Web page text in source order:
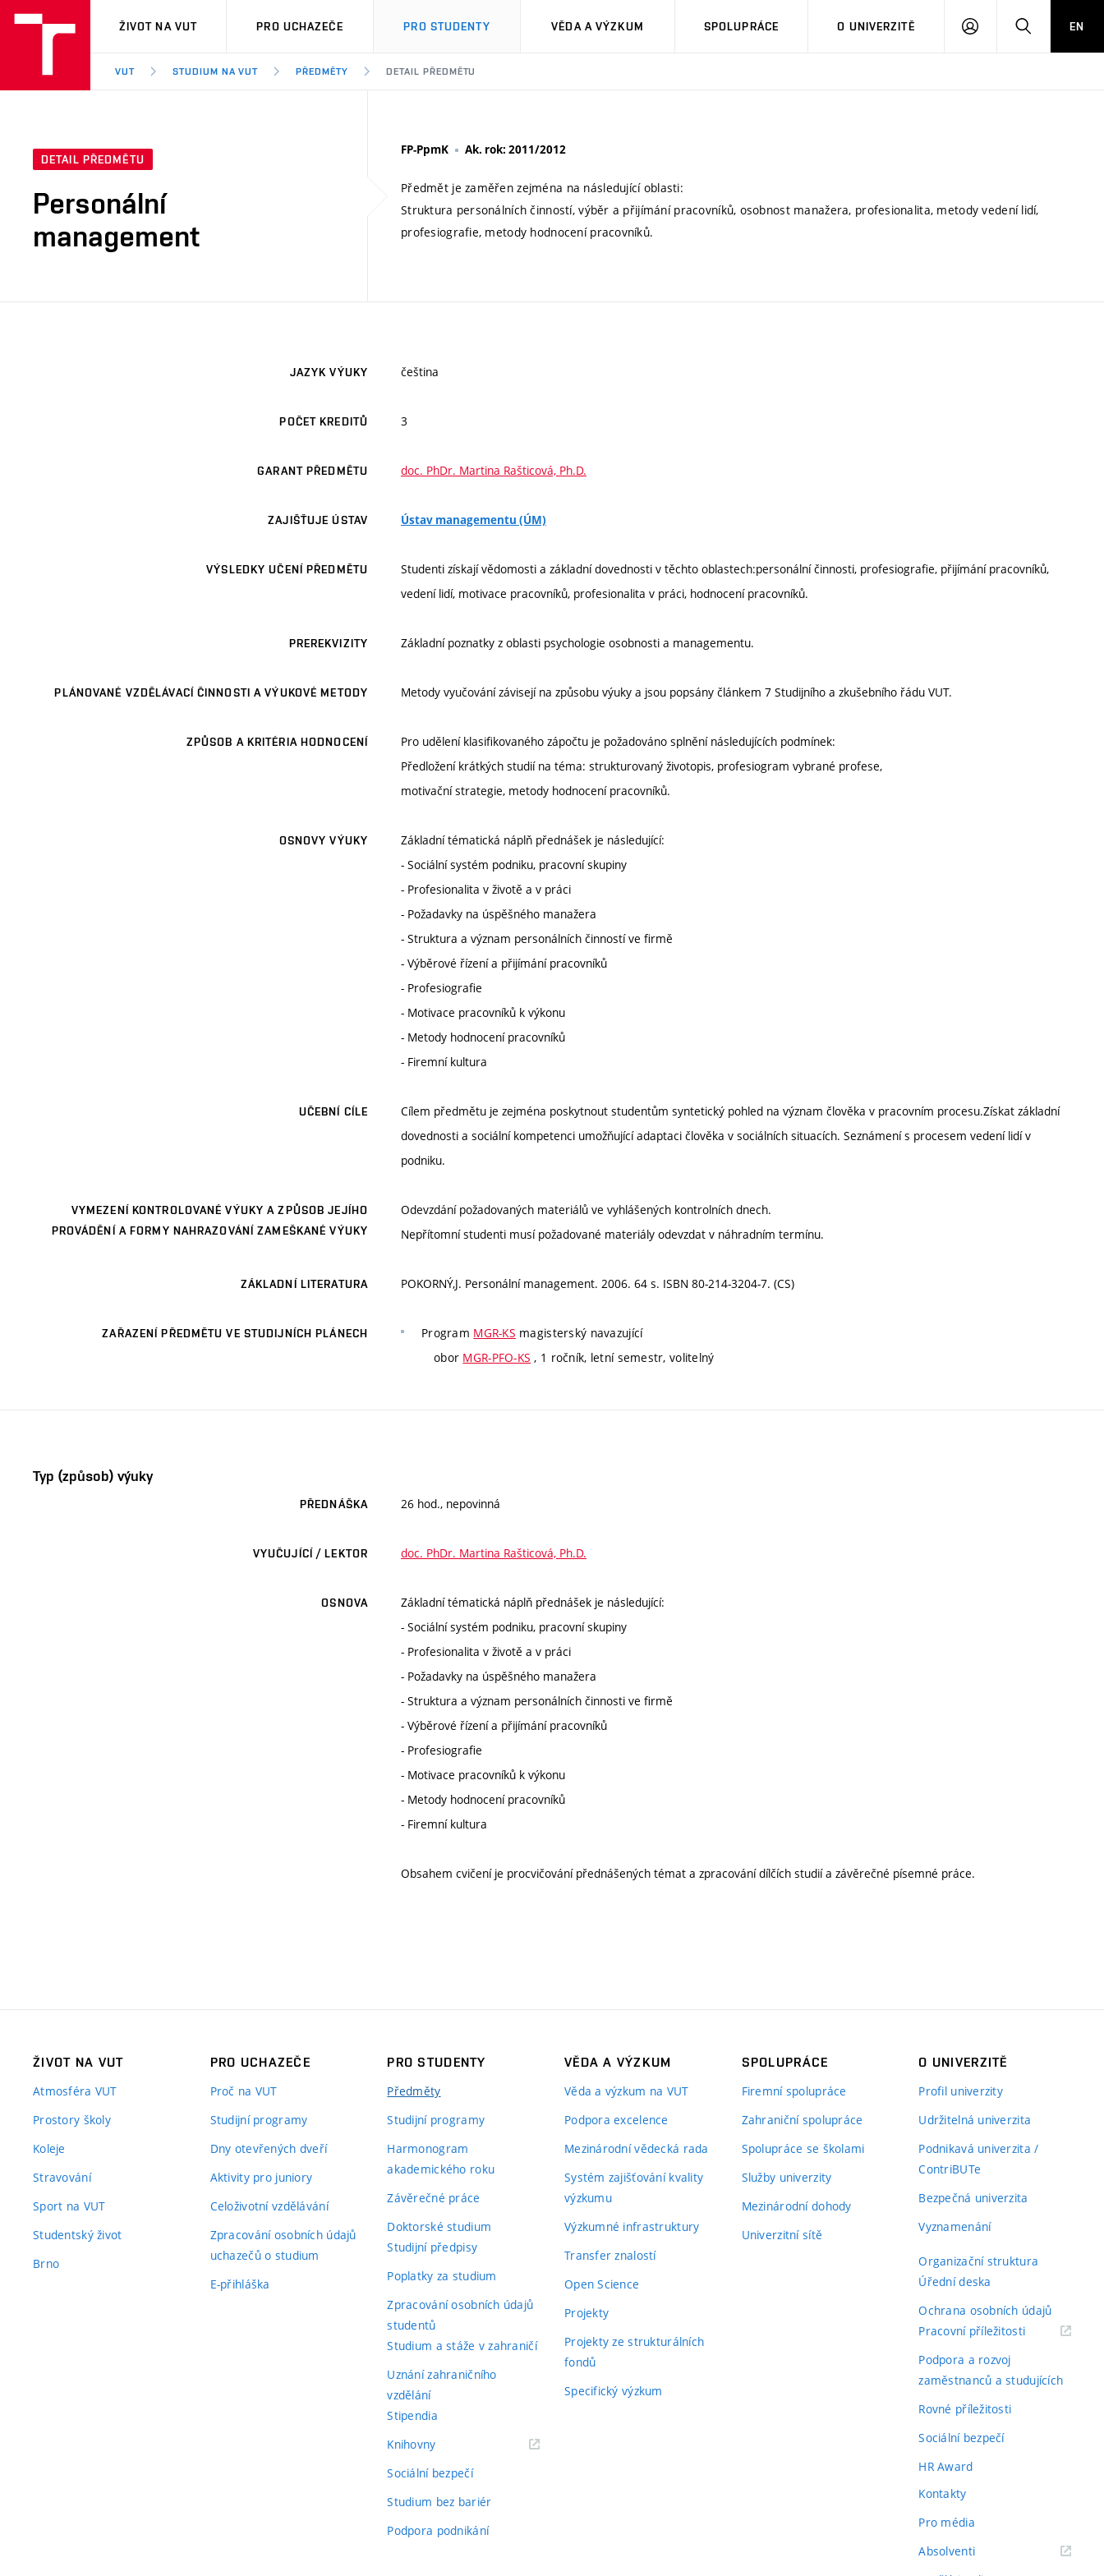
VUT
ŽIVOT NA VUT PRO UCHAZEČE PRO STUDENTY VĚDA A VÝZKUM SPOLUPRÁCE O UNIVERZITĚ
PŘIHLÁSIT HLEDATEN
VUT STUDIUM NA VUT PŘEDMĚTY DETAIL PŘEDMĚTU
DETAIL PŘEDMĚTU
Personální
management
FP-PpmK Ak. rok: 2011/2012
Předmět je zaměřen zejména na následující oblasti:
Struktura personálních činností, výběr a přijímání pracovníků, osobnost manažera, profesionalita, metody vedení lidí,
profesiografie, metody hodnocení pracovníků.
JAZYK VÝUKY čeština
POČET KREDITŮ 3
GARANT PŘEDMĚTU doc. PhDr. Martina Rašticová, Ph.D.
ZAJIŠŤUJE ÚSTAV Ústav managementu (ÚM)
VÝSLEDKY UČENÍ PŘEDMĚTU
Studenti získají vědomosti a základní dovednosti v těchto oblastech:personální činnosti, profesiografie, přijímání pracovníků,
vedení lidí, motivace pracovníků, profesionalita v práci, hodnocení pracovníků.
PREREKVIZITY Základní poznatky z oblasti psychologie osobnosti a managementu.
PLÁNOVANÉ VZDĚLÁVACÍ ČINNOSTI A VÝUKOVÉ METODY Metody vyučování závisejí na způsobu výuky a jsou popsány článkem 7 Studijního a zkušebního řádu VUT.
ZPŮSOB A KRITÉRIA HODNOCENÍ
Pro udělení klasifikovaného zápočtu je požadováno splnění následujících podmínek:
Předložení krátkých studií na téma: strukturovaný životopis, profesiogram vybrané profese,
motivační strategie, metody hodnocení pracovníků.
OSNOVY VÝUKY
Základní tématická náplň přednášek je následující:
- Sociální systém podniku, pracovní skupiny
- Profesionalita v životě a v práci
- Požadavky na úspěšného manažera
- Struktura a význam personálních činností ve firmě
- Výběrové řízení a přijímání pracovníků
- Profesiografie
- Motivace pracovníků k výkonu
- Metody hodnocení pracovníků
- Firemní kultura
UČEBNÍ CÍLE
Cílem předmětu je zejména poskytnout studentům syntetický pohled na význam člověka v pracovním procesu.Získat základní
dovednosti a sociální kompetenci umožňující adaptaci člověka v sociálních situacích. Seznámení s procesem vedení lidí v
podniku.
VYMEZENÍ KONTROLOVANÉ VÝUKY A ZPŮSOB JEJÍHO
PROVÁDĚNÍ A FORMY NAHRAZOVÁNÍ ZAMEŠKANÉ VÝUKY
Odevzdání požadovaných materiálů ve vyhlášených kontrolních dnech.
Nepřítomní studenti musí požadované materiály odevzdat v náhradním termínu.
ZÁKLADNÍ LITERATURA POKORNÝ,J. Personální management. 2006. 64 s. ISBN 80-214-3204-7. (CS)
ZAŘAZENÍ PŘEDMĚTU VE STUDIJNÍCH PLÁNECH Program MGR-KS magisterský navazující
obor MGR-PFO-KS , 1 ročník, letní semestr, volitelný
Typ (způsob) výuky
PŘEDNÁŠKA 26 hod., nepovinná
VYUČUJÍCÍ / LEKTOR doc. PhDr. Martina Rašticová, Ph.D.
OSNOVA
Základní tématická náplň přednášek je následující:
- Sociální systém podniku, pracovní skupiny
- Profesionalita v životě a v práci
- Požadavky na úspěšného manažera
- Struktura a význam personálních činnosti ve firmě
- Výběrové řízení a přijímání pracovníků
- Profesiografie
- Motivace pracovníků k výkonu
- Metody hodnocení pracovníků
- Firemní kultura
Obsahem cvičení je procvičování přednášených témat a zpracování dílčích studií a závěrečné písemné práce.
ŽIVOT NA VUT
Atmosféra VUT
Prostory školy
Koleje
Stravování
Sport na VUT
Studentský život
Brno
PRO UCHAZEČE
Proč na VUT
Studijní programy
Dny otevřených dveří
Aktivity pro juniory
Celoživotní vzdělávání
Zpracování osobních údajů
uchazečů o studium
E-přihláška
PRO STUDENTY
Předměty
Studijní programy
Harmonogram
akademického roku
Závěrečné práce
Doktorské studium
Studijní předpisy
Poplatky za studium
Zpracování osobních údajů
studentů
Studium a stáže v zahraničí
Uznání zahraničního
vzdělání
Stipendia
Knihovny(externí
Sociální bezpečí
Studium bez bariér
Podpora podnikání
VĚDA A VÝZKUM
Věda a výzkum na VUT
Podpora excelence
Mezinárodní vědecká rada
Systém zajišťování kvality
výzkumu
Výzkumné infrastruktury
Transfer znalostí
Open Science
Projekty
Projekty ze strukturálních
fondů
Specifický výzkum
SPOLUPRÁCE
Firemní spolupráce
Zahraniční spolupráce
Spolupráce se školami
Služby univerzity
Mezinárodní dohody
Univerzitní sítě
O UNIVERZITĚ
Profil univerzity
Udržitelná univerzita
Podnikavá univerzita /
ContriBUTe
Bezpečná univerzita
Vyznamenání
Organizační struktura
Úřední deska
Ochrana osobních údajů
Pracovní příležitosti(externí
Podpora a rozvoj
zaměstnanců a studujících
Rovné příležitosti
Sociální bezpečí
HR Award
Kontakty
Pro média
Absolventi(externí